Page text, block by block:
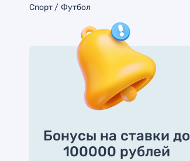
Спорт Футбол
Бонусы на ставки до
100000 рублей